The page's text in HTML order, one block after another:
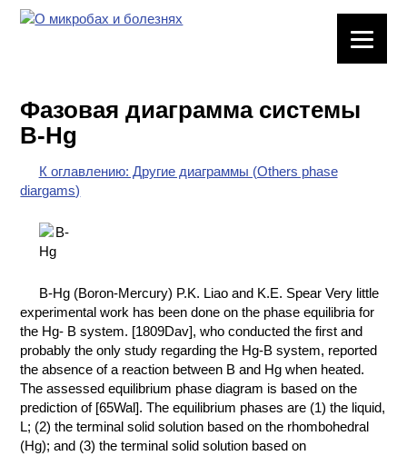
ХИМИЧЕСКАЯ
ПОСУДА
ВРЕДНЫЕ
ФАКТОРЫ
ХИМИЯ НА
ПРОИЗВОДСТВЕ
И ХИМИЧЕСКАЯ
ТЕХНОЛОГИЯ
КОНТАКТЫ
Фазовая диаграмма системы
B-Hg
К оглавлению: Другие диаграммы (Others phase
diargams)
B-Hg (Boron-Mercury) P.K. Liao and K.E. Spear Very little
experimental work has been done on the phase equilibria for
the Hg- B system. [1809Dav], who conducted the first and
probably the only study regarding the Hg-B system, reported
the absence of a reaction between B and Hg when heated.
The assessed equilibrium phase diagram is based on the
prediction of [65Wal]. The equilibrium phases are (1) the liquid,
L; (2) the terminal solid solution based on the rhombohedral
(Hg); and (3) the terminal solid solution based on